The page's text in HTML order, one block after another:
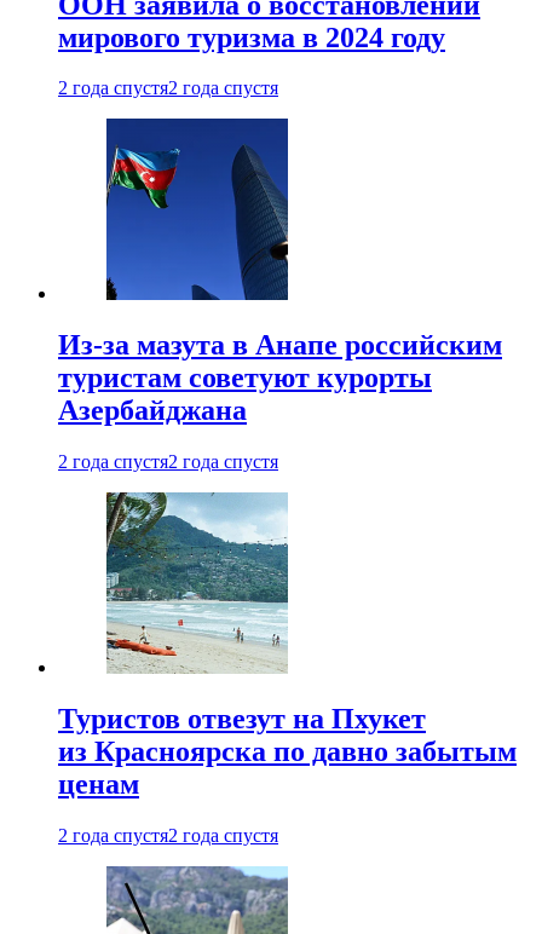
мирового туризма в 2024 году
2 года спустя2 года спустя
Из-за мазута в Анапе российским
туристам советуют курорты
Азербайджана
2 года спустя2 года спустя
Туристов отвезут на Пхукет
из Красноярска по давно забытым
ценам
2 года спустя2 года спустя